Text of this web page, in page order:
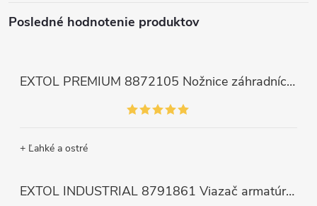
Posledné hodnotenie produktov
EXTOL PREMIUM 8872105 Nožnice záhradnícke dlhé úzke, 200mm, max. prestrih Ø6mm
+ Ľahké a ostré
EXTOL INDUSTRIAL 8791861 Viazač armatúr aku Share20V, bez aku, drôt 0,8mm, oko 8-34mm, bezuhlíkový motor